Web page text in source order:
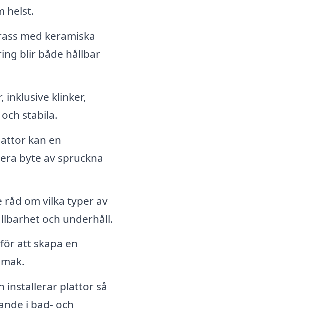
helst.
med keramiska
blir både hållbar
klinker,
stabila.
kan en
byte av spruckna
råd om vilka typer av
och underhåll.
att skapa en
installerar plattor så
i bad- och